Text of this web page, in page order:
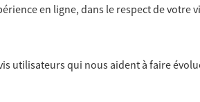
typiques, la rue Paratilla,
ne manque pas de surnoms qui
cette commune révèle un
en ligne, dans le respect de votre
utilisateurs qui nous aident à faire